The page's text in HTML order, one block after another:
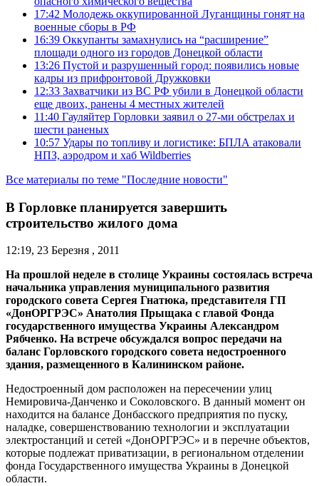
17:42 Молодежь оккупированной Луганщины гонят на
военные сборы в РФ
16:39 Оккупанты замахнулись на “расширение”
площади одного из городов Донецкой области
13:26 Пустой и разрушенный город: появились новые
кадры из прифронтовой Дружковки
12:33 Захватчики из ВС РФ убили в Донецкой области
еще двоих, ранены 4 местных жителей
11:40 Гауляйтер Горловки заявил о 27-ми обстрелах и
шести раненых
10:57 Удары по топливу и логистике: БПЛА атаковали
НПЗ, аэродром и хаб Wildberries
Все материалы по теме "Последние новости"
В Горловке планируется завершить
строительство жилого дома
12:19, 23 Березня , 2011
На прошлой неделе в столице Украины состоялась встреча
начальника управления муниципального развития
городского совета Сергея Гнатюка, представителя ГП
«ДонОРГРЭС» Анатолия Прыщака с главой Фонда
государственного имущества Украины Александром
Рябченко. На встрече обсуждался вопрос передачи на
баланс Горловского городского совета недостроенного
здания, размещенного в Калининском районе.
Недостроенный дом расположен на пересечении улиц
Немировича-Данченко и Соколовского. В данный момент он
находится на балансе Донбасского предприятия по пуску,
наладке, совершенствованию технологии и эксплуатации
электростанций и сетей «ДонОРГРЭС» и в перечне объектов,
которые подлежат приватизации, в региональном отделении
фонда Государственного имущества Украины в Донецкой
области.